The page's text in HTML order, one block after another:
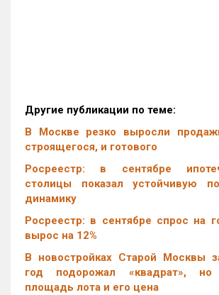
Другие публикации по теме:
В Москве резко выросли
строящегося, и готового
Росреестр: в сентябре
столицы показал устойчивую
динамику
Росреестр: в сентябре спрос на
вырос на 12%
В новостройках Старой Москвы
год подорожал «квадрат», но
площадь лота и его цена